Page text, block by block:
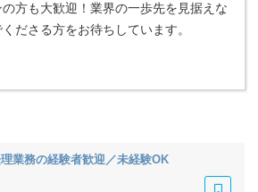
方も大歓迎！業界の一歩先を見据えな
ださる方をお待ちしています。
業務の経験者歓迎／未経験OK